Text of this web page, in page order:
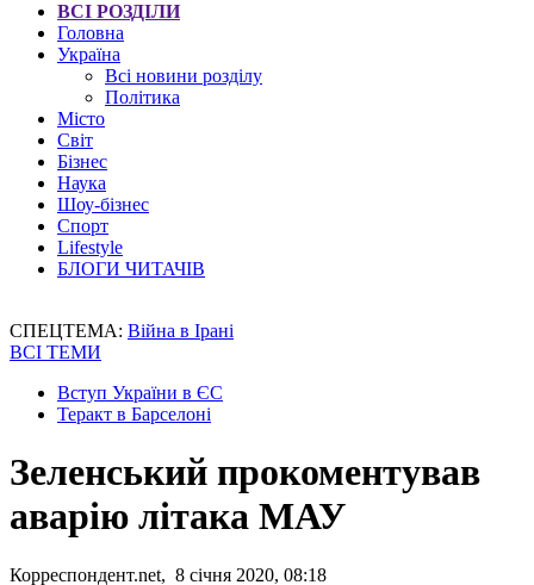
ВСІ РОЗДІЛИ
Головна
Україна
Всі новини розділу
Політика
Місто
Світ
Бізнес
Наука
Шоу-бізнес
Спорт
Lifestyle
БЛОГИ ЧИТАЧІВ
СПЕЦТЕМА: Війна в Ірані
ВСІ ТЕМИ
Вступ України в ЄС
Теракт в Барселоні
Зеленський прокоментував
аварію літака МАУ
Корреспондент.net, 8 січня 2020, 08:18